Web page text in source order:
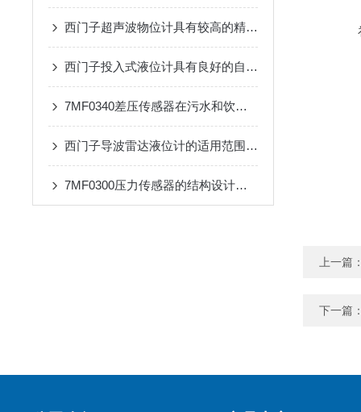
西门子超声波物位计具有较高的精度和稳定性
西门子投入式液位计具有良好的自我诊断功能
7MF0340差压传感器在污水和饮用水处理过程中的应用
西门子导波雷达液位计的适用范围及使用注意事项
7MF0300压力传感器的结构设计及应用场景介绍
上一篇
下一篇